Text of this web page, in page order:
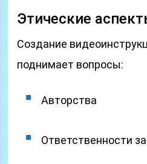
Этические
Создание
поднимает вопросы:
Авторства
Ответственности